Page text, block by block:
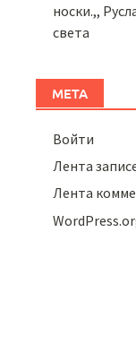
носки.,,
света
МЕТА
Войти
Лента
Лента